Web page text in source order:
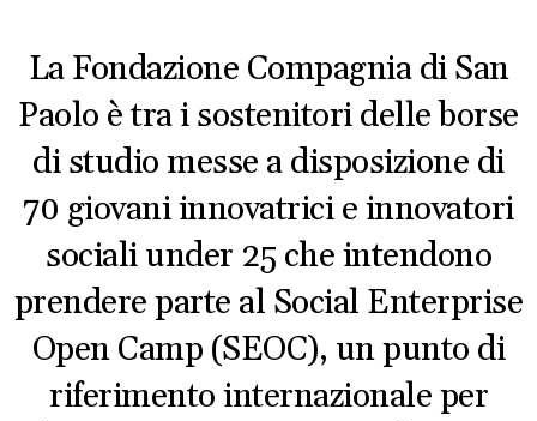
La Fondazione Compagnia di San
Paolo è tra i sostenitori delle borse
di studio messe a disposizione di
70 giovani innovatrici e innovatori
sociali under 25 che intendono
prendere parte al Social Enterprise
Open Camp (SEOC), un punto di
riferimento internazionale per